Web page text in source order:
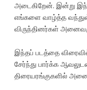
அடைகிறேன். இன்று
எங்களை வாழ்த்த
விருந்தினர்கள்
இந்தப் படத்தை
சேர்ந்து பார்க்க
திரையரங்குகளில்